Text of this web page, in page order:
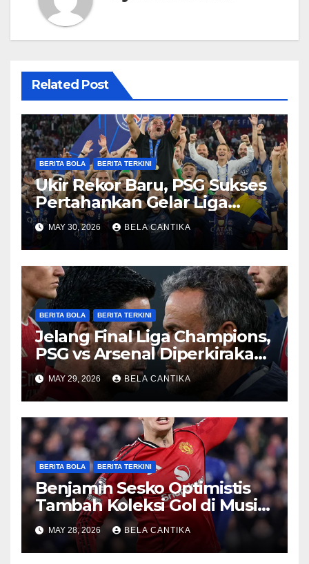
Related Post
BERITA BOLA BERITA TERKINI
Ukir Rekor Baru, PSG Sukses
Pertahankan Gelar Liga
Champions
MAY 30, 2026 BELA CANTIKA
BERITA BOLA BERITA TERKINI
Jelang Final Liga Champions,
PSG vs Arsenal Diperkirakan
Sengit
MAY 29, 2026 BELA CANTIKA
BERITA BOLA BERITA TERKINI
Benjamin Sesko Optimistis
Tambah Koleksi Gol di Musim
2026/27
MAY 28, 2026 BELA CANTIKA